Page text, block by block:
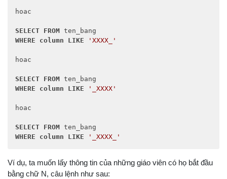
hoac
SELECT FROM
WHERE
column LIKE 'XXXX_'
hoac
SELECT FROM
WHERE
column LIKE '_XXXX'
hoac
SELECT FROM
WHERE
column LIKE '_XXXX_'
Ví dụ, ta muốn lấy thông tin của những giáo viên có họ bắt đầu
bằng chữ N, câu lệnh như sau: